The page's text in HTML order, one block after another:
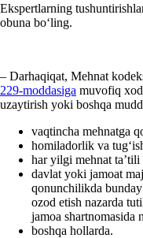
Ekspertlarning
obuna boʻling.
– Darhaqiqat, Mehnat
229-moddasiga muvofiq
uzaytirish yoki boshqa
vaqtincha mehnatga
homiladorlik va
har yilgi mehnat ta’tili
davlat yoki jamoat
qonunchilikda
ozod etish nazarda
jamoa shartnomasida
boshqa hollarda.